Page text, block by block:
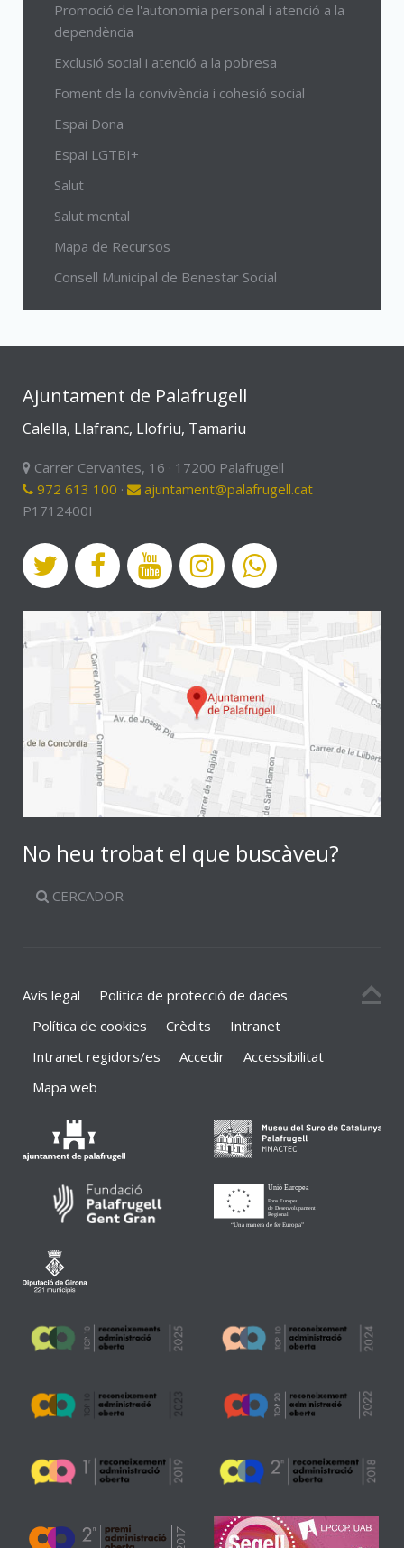
Promoció de l'autonomia personal i atenció a la
dependència
Exclusió social i atenció a la pobresa
Foment de la convivència i cohesió social
Espai Dona
Espai LGTBI+
Salut
Salut mental
Mapa de Recursos
Consell Municipal de Benestar Social
Ajuntament de Palafrugell
Calella, Llafranc, Llofriu, Tamariu
Carrer Cervantes, 16 · 17200 Palafrugell
972 613 100 ·
ajuntament@palafrugell.cat
P1712400I
No heu trobat el que buscàveu?
CERCADOR
Avís legal
Política de protecció de dades
Política de cookies
Crèdits
Intranet
Intranet regidors/es
Accedir
Accessibilitat
Mapa web